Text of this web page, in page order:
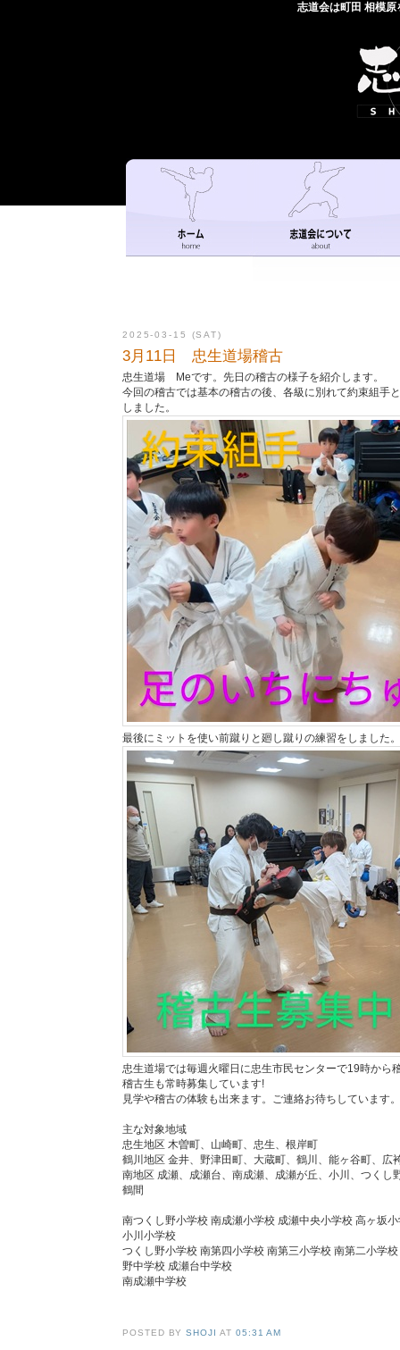
志道会は町田 相模
2025-03-15 (SAT)
3月11日 忠生道場稽古
忠生道場 Meです。先日の稽古の様子を紹介します。
今回の稽古では基本の稽古の後、各級に別れて約束組手
しました。
最後にミットを使い前蹴りと廻し蹴りの練習をしました。
忠生道場では毎週火曜日に忠生市民センターで19時から
稽古生も常時募集しています!
見学や稽古の体験も出来ます。ご連絡お待ちしています。
主な対象地域
忠生地区 木曽町、山崎町、忠生、根岸町
鶴川地区 金井、野津田町、大蔵町、鶴川、能ヶ谷町、広
南地区 成瀬、成瀬台、南成瀬、成瀬が丘、小川、つくし
鶴間
南つくし野小学校 南成瀬小学校 成瀬中央小学校 高ヶ坂
小川小学校
つくし野小学校 南第四小学校 南第三小学校 南第二小学
野中学校 成瀬台中学校
南成瀬中学校
POSTED BYSHOJI AT 05:31 AM